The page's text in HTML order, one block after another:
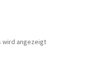
wird angezeigt